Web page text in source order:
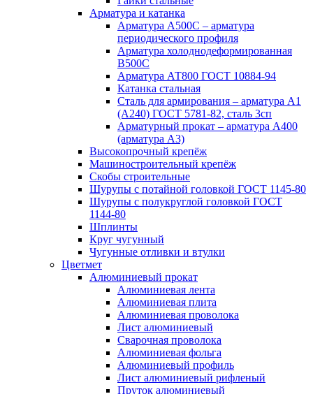
Арматура и катанка
Арматура А500С – арматура
периодического профиля
Арматура холоднодеформированная
В500С
Арматура АТ800 ГОСТ 10884-94
Катанка стальная
Сталь для армирования – арматура А1
(А240) ГОСТ 5781-82, сталь 3сп
Арматурный прокат – арматура А400
(арматура А3)
Высокопрочный крепёж
Машиностроительный крепёж
Скобы строительные
Шурупы с потайной головкой ГОСТ 1145-80
Шурупы с полукруглой головкой ГОСТ
1144-80
Шплинты
Круг чугунный
Чугунные отливки и втулки
Цветмет
Алюминиевый прокат
Алюминиевая лента
Алюминиевая плита
Алюминиевая проволока
Лист алюминиевый
Сварочная проволока
Алюминиевая фольга
Алюминиевый профиль
Лист алюминиевый рифленый
Пруток алюминиевый